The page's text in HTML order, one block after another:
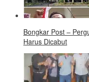
Bongkar Post –
Harus Dicabut